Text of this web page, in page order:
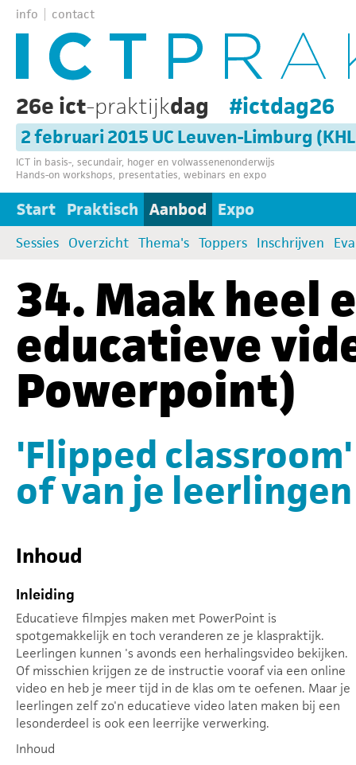
info contact
26e ict-praktijkdag #ictdag26
2 februari 2015 UC Leuven-Limburg
ICT in basis-, secundair, hoger en volwassenenonderwijs
Hands-on workshops, presentaties, webinars en expo
Start Praktisch Aanbod Expo
Sessies Overzicht Thema's Toppers Inschrijven
34. Maak heel
educatieve
Powerpoint)
'Flipped
of van je leerlingen
Inhoud
Inleiding
Educatieve filmpjes maken met PowerPoint is
spotgemakkelijk en toch veranderen ze je klaspraktijk.
Leerlingen kunnen 's avonds een herhalingsvideo bekijken.
Of misschien krijgen ze de instructie vooraf via een online
video en heb je meer tijd in de klas om te oefenen. Maar je
leerlingen zelf zo'n educatieve video laten maken bij een
lesonderdeel is ook een leerrijke verwerking.
Inhoud